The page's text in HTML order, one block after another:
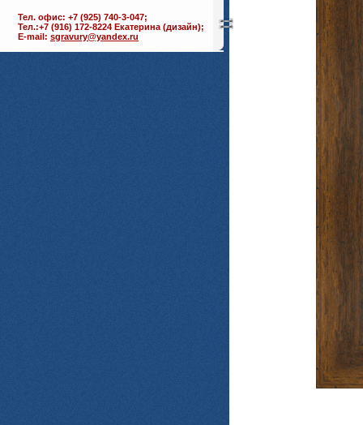
Тел. офис: +7 (925) 740-3-047;
Тел.:+7 (916) 172-8224 Екатерина (дизайн);
E-mail: sgravury@yandex.ru